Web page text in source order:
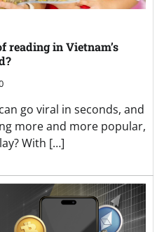
reading in Vietnam’s
go viral in seconds, and
more and more popular,
With […]